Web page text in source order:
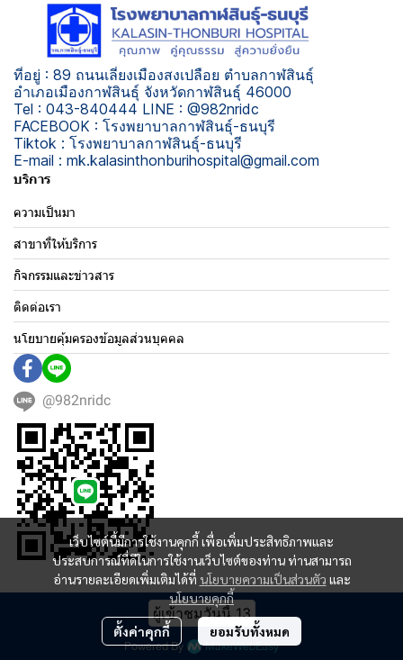
เว็บไซต์นี้มีการใช้งานคุกกี้ เพื่อเพิ่มประสิทธิภาพและ
ประสบการณ์ที่ดีในการใช้งานเว็บไซต์ของท่าน ท่านสามารถ
อ่านรายละเอียดเพิ่มเติมได้ที่ นโยบายความเป็นส่วนตัว และ
นโยบายคุกกี้
ตั้งค่าคุกกี้ ยอมรับทั้งหมด
ที่อยู่ : 89 ถนนเลี่ยงเมืองสงเปลือย ตำบลกาฬสินธุ์
อำเภอเมืองกาฬสินธุ์ จังหวัดกาฬสินธุ์ 46000
Tel : 043-840444 LINE : @982nridc
FACEBOOK : โรงพยาบาลกาฬสินธุ์-ธนบุรี
Tiktok : โรงพยาบาลกาฬสินธุ์-ธนบุรี
E-mail : mk.kalasinthonburihospital@gmail.com
บริการ
ความเป็นมา
สาขาที่ให้บริการ
กิจกรรมและข่าวสาร
ติดต่อเรา
นโยบายคุ้มครองข้อมูลส่วนบุคคล
@982nridc
ผู้เข้าชมวันนี้13
Powered By MakeWebEasy